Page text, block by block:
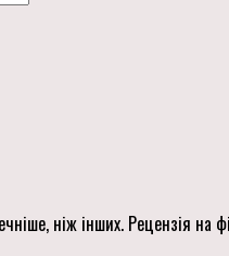
ніж інших. Рецензія на